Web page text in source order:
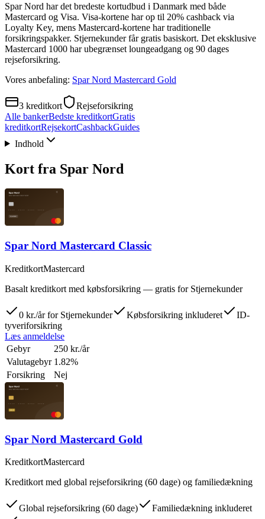
Spar Nord har det bredeste kortudbud i Danmark med både
Mastercard og Visa. Visa-kortene har op til 20% cashback via
Loyalty Key, mens Mastercard-kortene har traditionelle
forsikringspakker. Stjernekunder får gratis basiskort. Det eksklusive
Mastercard 1000 har ubegrænset loungeadgang og 90 dages
rejseforsikring.
Vores anbefaling: Spar Nord Mastercard Gold
3 kreditkort
Rejseforsikring
Alle bankerBedste kreditkortGratis
kreditkortRejsekortCashbackGuides
Indhold
Kort fra Spar Nord
Spar Nord Mastercard Classic
KreditkortMastercard
Basalt kreditkort med købsforsikring — gratis for Stjernekunder
0 kr./år for Stjernekunder Købsforsikring inkluderet
ID-
tyveriforsikring
Læs anmeldelse
Gebyr
250 kr./år
Valutagebyr 1.82%
Forsikring
Nej
Spar Nord Mastercard Gold
KreditkortMastercard
Kreditkort med global rejseforsikring (60 dage) og familiedækning
Global rejseforsikring (60 dage)
Familiedækning inkluderet